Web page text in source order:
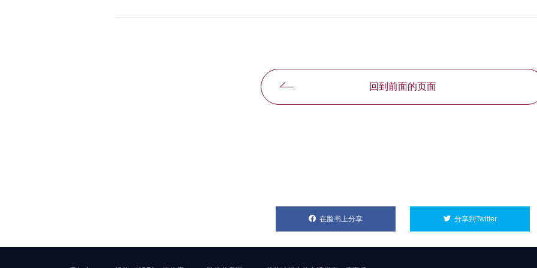
回到前面的页面
在脸书上分享 分享到Twitter別ウィンド